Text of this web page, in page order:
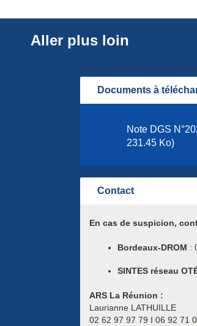
Aller plus loin
Documents à
Note DGS
231.45 Ko)
Contact
En cas de suspicion,
Bordeaux-DROM :
SINTES réseau
ARS La Réunion :
Laurianne LATHUILLE
02 62 97 97 79 I 06 92 71